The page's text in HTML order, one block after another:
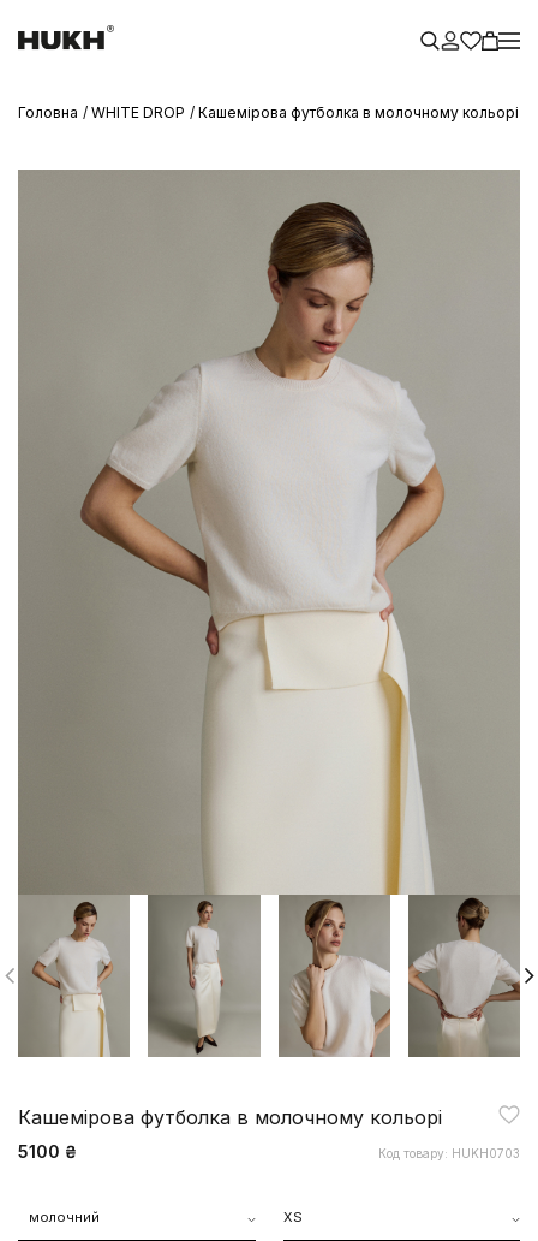
Головна WHITE DROP Кашемірова футболка в молочному кольорі
Кашемірова футболка в молочному кольорі
5100 ₴ Код товару: HUKH0703
молочний XS